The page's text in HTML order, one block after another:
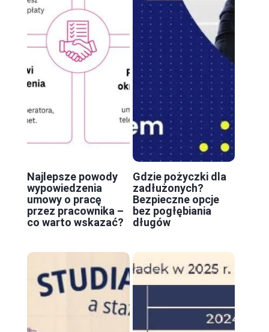
Najlepsze powody
wypowiedzenia
umowy o pracę
przez pracownika –
co warto wskazać?
Gdzie pożyczki dla
zadłużonych?
Bezpieczne opcje
bez pogłębiania
długów